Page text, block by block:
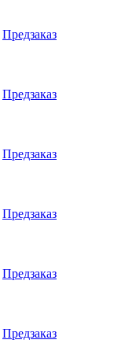
Предзаказ
Предзаказ
Предзаказ
Предзаказ
Предзаказ
Предзаказ